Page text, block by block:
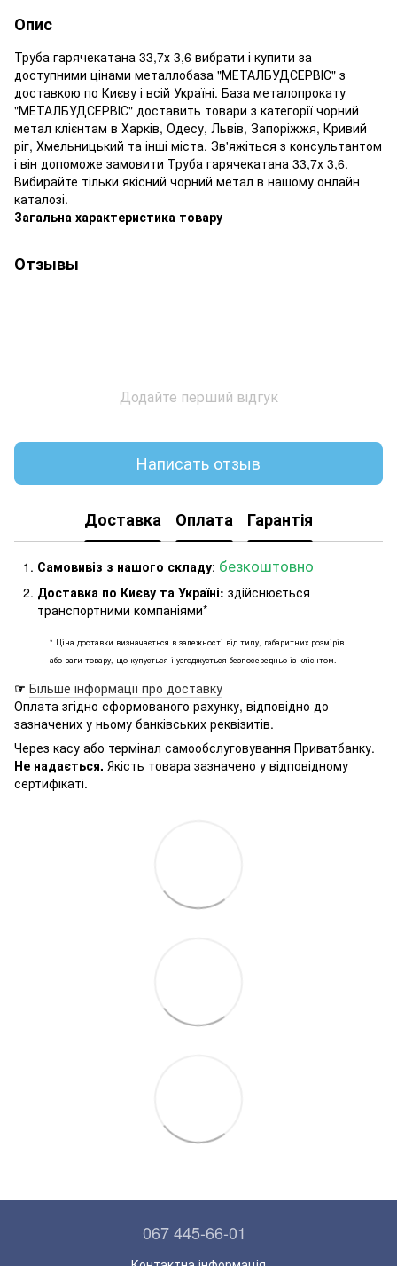
Опис
Труба гарячекатана 33,7х 3,6 вибрати і купити за
доступними цінами металлобаза "МЕТАЛБУДСЕРВІС" з
доставкою по Києву і всій Україні. База металопрокату
"МЕТАЛБУДСЕРВІС" доставить товари з категорії чорний
метал клієнтам в Харків, Одесу, Львів, Запоріжжя, Кривий
ріг, Хмельницький та інші міста. Зв'яжіться з консультантом
і він допоможе замовити Труба гарячекатана 33,7х 3,6.
Вибирайте тільки якісний чорний метал в нашому онлайн
каталозі.
Загальна характеристика товару
Отзывы
Додайте перший відгук
Написать отзыв
Доставка Оплата Гарантія
Самовивіз з нашого складу: безкоштовно
Доставка по Києву та Україні: здійснюється
транспортними компаніями*
* Ціна доставки визначається в залежності від типу, габаритних розмірів
або ваги товару, що купується і узгоджується безпосередньо із клієнтом.
☞ Більше інформації про доставку
Оплата згідно сформованого рахунку, відповідно до
зазначених у ньому банківських реквізитів.
Через касу або термінал самообслуговування Приватбанку.
Не надається. Якість товара зазначено у відповідному
сертифікаті.
067 445-66-01